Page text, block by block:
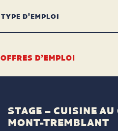
OFFRES D’EMPLOI
STAGE – CUISINE
MONT-TREMBLANT